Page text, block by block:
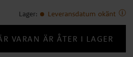
Lager: Leveransdatum okänt
VARAN ÄR ÅTER I LAGER